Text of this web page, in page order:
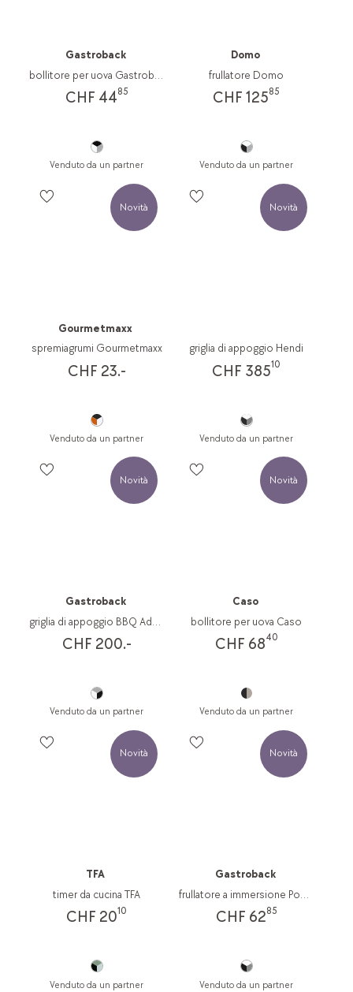
Gastroback
bollitore per uova Gastroback
CHF 4485
Venduto da un partner
Domo
frullatore Domo
CHF 12585
Venduto da un partner
Novità
Gourmetmaxx
spremiagrumi Gourmetmaxx
CHF 23.-
Venduto da un partner
Novità
griglia di appoggio Hendi
CHF 38510
Venduto da un partner
Novità
Gastroback
griglia di appoggio BBQ Advanced Smart
CHF 200.-
Venduto da un partner
Novità
Caso
bollitore per uova Caso
CHF 6840
Venduto da un partner
Novità
TFA
timer da cucina TFA
CHF 2010
Venduto da un partner
Novità
Gastroback
frullatore a immersione Power
CHF 6285
Venduto da un partner